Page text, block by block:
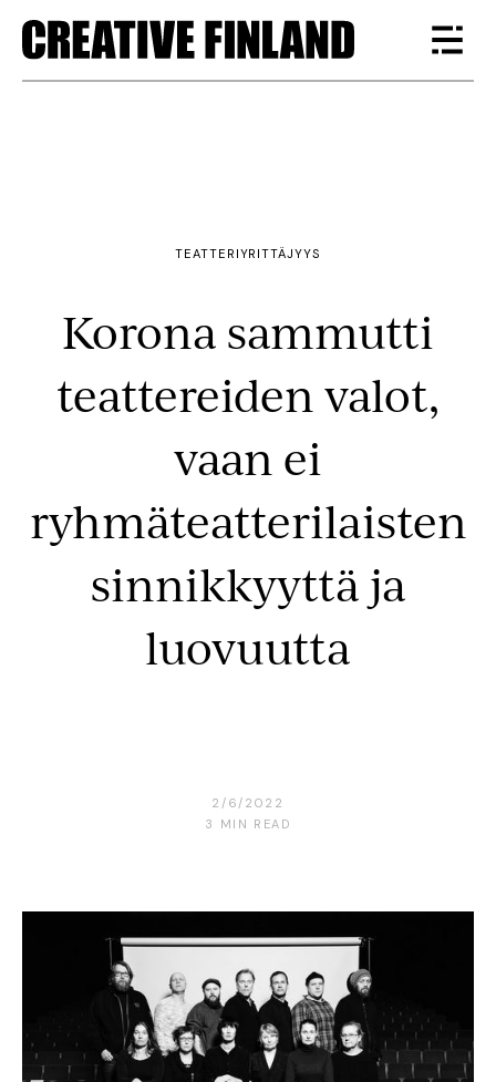
TEATTERIYRITTÄJYYS
Korona sammutti
teattereiden valot,
vaan ei
ryhmäteatterilaisten
sinnikkyyttä ja
luovuutta
2/6/2022
3
MIN READ